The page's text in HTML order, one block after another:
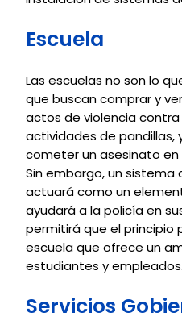
Escuela
Las escuelas no son lo
que buscan comprar y
actos de violencia
actividades de pandillas,
cometer un asesinato
Sin embargo, un sistema
actuará como un
ayudará a la policía en
permitirá que el principio
escuela que ofrece un
estudiantes y empleados.
Servicios